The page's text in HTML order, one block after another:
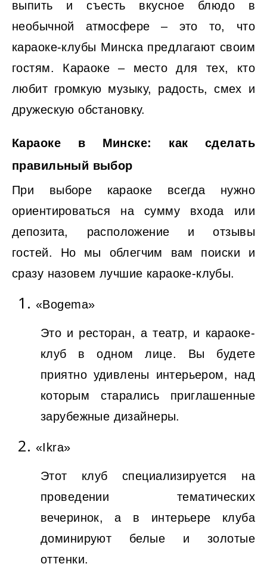
выпить и съесть вкусное блюдо в
необычной атмосфере – это то, что
караоке-клубы Минска предлагают своим
гостям. Караоке – место для тех, кто
любит громкую музыку, радость, смех и
дружескую обстановку.
Караоке в Минске: как сделать
правильный выбор
При выборе караоке всегда нужно
ориентироваться на сумму входа или
депозита, расположение и отзывы
гостей. Но мы облегчим вам поиски и
сразу назовем лучшие караоке-клубы.
«Bogema»
Это и ресторан, а театр, и караоке-
клуб в одном лице. Вы будете
приятно удивлены интерьером, над
которым старались приглашенные
зарубежные дизайнеры.
«Ikra»
Этот клуб специализируется на
проведении тематических
вечеринок, а в интерьере клуба
доминируют белые и золотые
оттенки.